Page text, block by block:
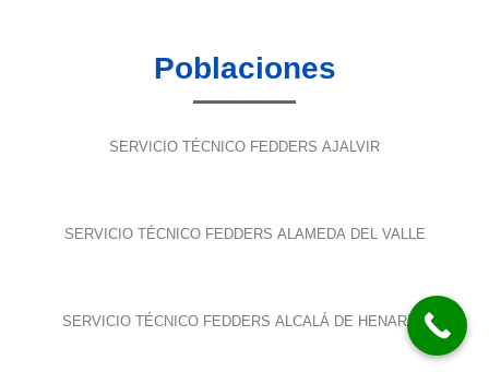
Poblaciones
SERVICIO TÉCNICO FEDDERS AJALVIR
SERVICIO TÉCNICO FEDDERS ALAMEDA DEL VALLE
SERVICIO TÉCNICO FEDDERS ALCALÁ DE HENARES